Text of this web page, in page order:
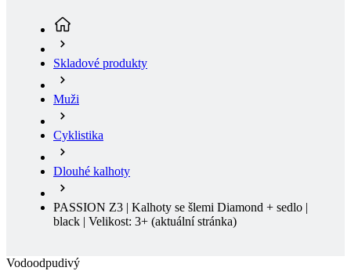
Muži
Cyklistika
Dlouhé kalhoty
PASSION Z3 | Kalhoty se šlemi Diamond + sedlo |
black | Velikost: 3+
Vodoodpudivý
Voděodolný
Větruodolný